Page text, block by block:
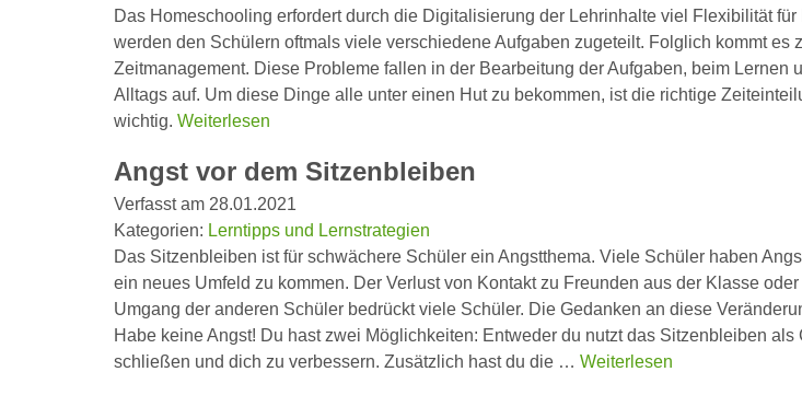
Das Homeschooling erfordert durch die Digitalisierung der Lehrinhalte viel Flexibilität
werden den Schülern oftmals viele verschiedene Aufgaben zugeteilt. Folglich kommt es
Zeitmanagement. Diese Probleme fallen in der Bearbeitung der Aufgaben, beim Lernen
Alltags auf. Um diese Dinge alle unter einen Hut zu bekommen, ist die richtige
wichtig. Weiterlesen
Angst vor dem Sitzenbleiben
Verfasst am 28.01.2021
Kategorien: Lerntipps und Lernstrategien
Das Sitzenbleiben ist für schwächere Schüler ein Angstthema. Viele Schüler haben
ein neues Umfeld zu kommen. Der Verlust von Kontakt zu Freunden aus der Klasse
Umgang der anderen Schüler bedrückt viele Schüler. Die Gedanken an diese
Habe keine Angst! Du hast zwei Möglichkeiten: Entweder du nutzt das Sitzenbleiben
schließen und dich zu verbessern. Zusätzlich hast du die … Weiterlesen